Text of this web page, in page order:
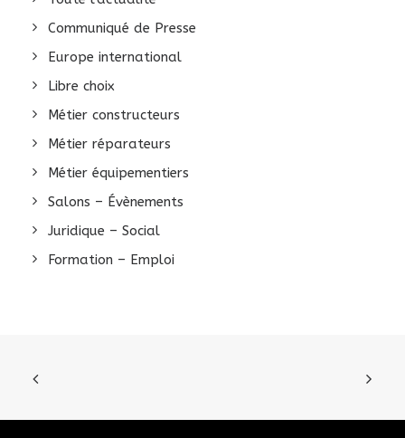
Communiqué de Presse
Europe international
Libre choix
Métier constructeurs
Métier réparateurs
Métier équipementiers
Salons – Évènements
Juridique – Social
Formation – Emploi